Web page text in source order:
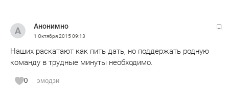
Анонимно
1 Октября 201509:13
Наших раскатают как пить дать, но поддержать родную
команду в трудные минуты необходимо.
0 эмодзи